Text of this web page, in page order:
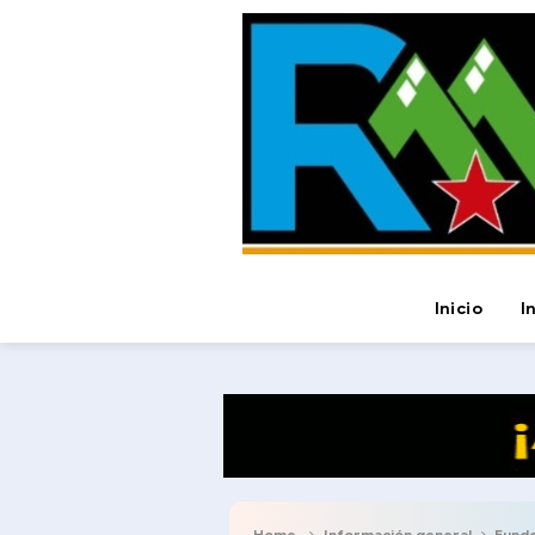
Inicio